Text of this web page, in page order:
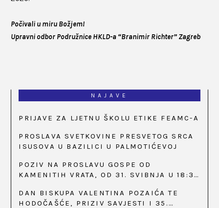
Počivali u miru Božjem!
Upravni odbor Podružnice HKLD-a “Branimir Richter” Zagreb
NAJAVE
PRIJAVE ZA LJETNU ŠKOLU ETIKE FEAMC-A
PROSLAVA SVETKOVINE PRESVETOG SRCA
ISUSOVA U BAZILICI U PALMOTIĆEVOJ
POZIV NA PROSLAVU GOSPE OD
KAMENITIH VRATA, OD 31. SVIBNJA U 18:30
DAN BISKUPA VALENTINA POZAIĆA TE
HODOČAŠĆE, PRIZIV SAVJESTI I 35.